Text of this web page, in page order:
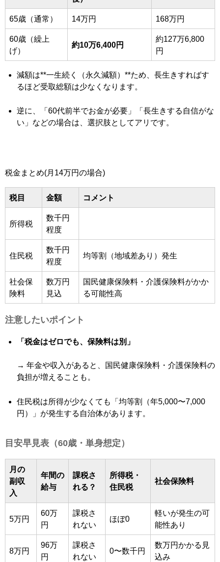
65歳（通常） 14万円 168万円
60歳（繰上
げ）
約10万6,400円
約127万6,800
円
減額は**一生続く（永久減額）**ため、長生きすればす
るほど受取総額は少なくなります。
逆に、「60代前半でお金が必要」「長生きする自信がな
い」などの場合は、選択肢としてアリです。
税金まとめ(月14万円の場合)
税目 金額 コメント
所得税
数千円
程度
住民税
数千円
程度
均等割（地域差あり）発生
社会保
険料
数万円
見込
国民健康保険料・介護保険料がかか
る可能性高
注意したいポイント
「税金はゼロでも、保険料は別」
→ 年金や収入があると、国民健康保険料・介護保険料の
負担が増えることも。
住民税は所得が少なくても「均等割（年5,000〜7,000
円）」が発生する自治体があります。
目安早見表（60歳・単身想定）
月の
副収
入
年間の
給与
課税さ
れる？
所得税・
住民税
社会保険料
5万円
60万
円
課税さ
れない
ほぼ0
軽いが発生の可
能性あり
8万円
96万
円
課税さ
れない
0〜数千円
数万円かかる見
込み